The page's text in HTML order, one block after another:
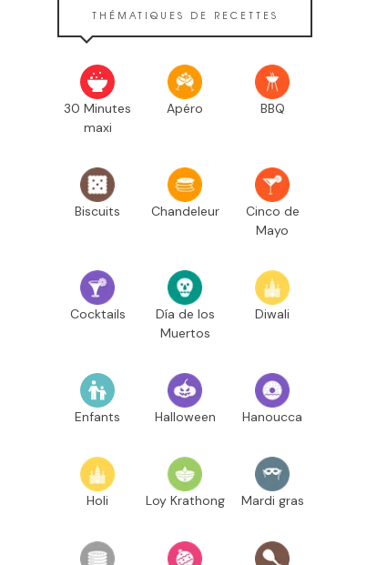
THÉMATIQUES DE RECETTES
30 Minutes
maxi
Apéro BBQ
Biscuits Chandeleur
Cinco de
Mayo
Cocktails
Día de los
Muertos
Diwali
Enfants Halloween Hanoucca
Holi Loy Krathong Mardi gras